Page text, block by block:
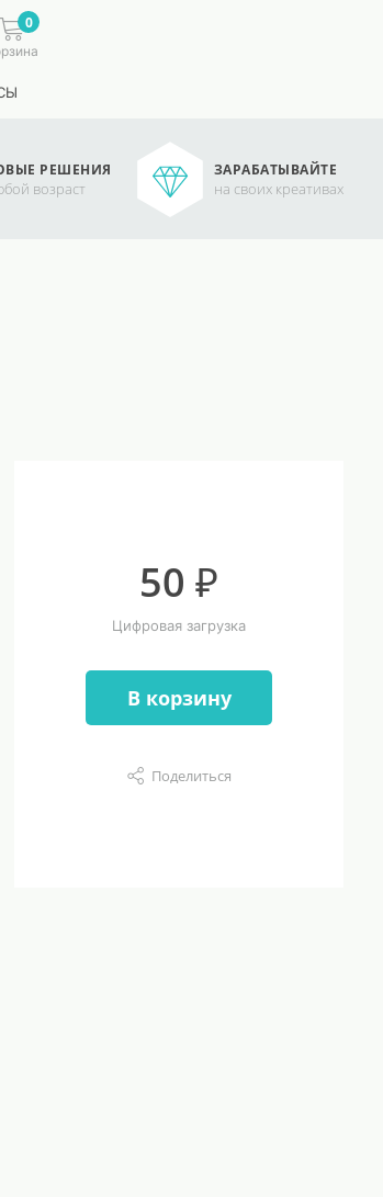
0
РЕШЕНИЯ
возраст
ЗАРАБАТЫВАЙТЕ
на своих креативах
50 ₽
Цифровая загрузка
В корзину
Поделиться